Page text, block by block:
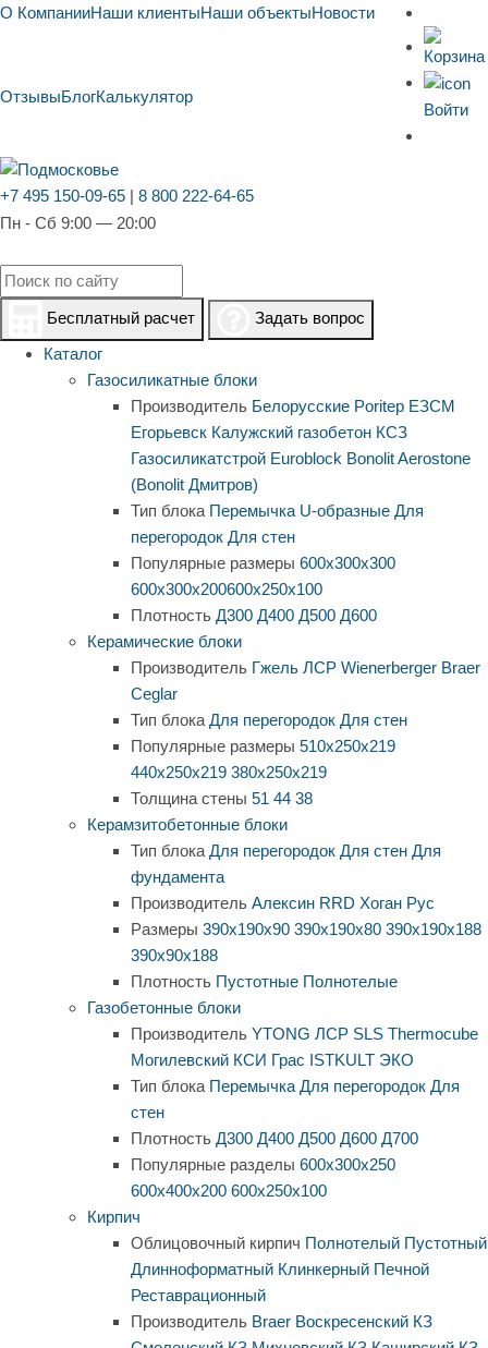
О КомпанииНаши клиентыНаши объектыНовости
ОтзывыБлогКалькулятор
Войти
+7 495 150-09-65 | 8 800 222-64-65
Пн - Сб 9:00 — 20:00
Бесплатный расчет
Задать вопрос
Каталог
Газосиликатные блоки
Производитель Белорусские Poritep ЕЗСМ
Егорьевск Калужский газобетон КСЗ
Газосиликатстрой Euroblock BonolitAerostone
(Bonolit Дмитров)
Тип блока Перемычка U-образные Для
перегородок Для стен
Популярные размеры 600х300х300
600х300х200600х250х100
Плотность Д300 Д400 Д500 Д600
Керамические блоки
Производитель Гжель ЛСР Wienerberger Braer
Ceglar
Тип блока Для перегородок Для стен
Популярные размеры 510х250х219
440х250х219 380х250х219
Толщина стены 51 44 38
Керамзитобетонные блоки
Тип блока Для перегородок Для стен Для
фундамента
Производитель Алексин RRD Хоган Рус
Размеры 390х190х90 390х190х80 390х190х188
390х90х188
Плотность Пустотные Полнотелые
Газобетонные блоки
Производитель YTONG ЛСР SLS Thermocube
Могилевский КСИ Грас ISTKULT ЭКО
Тип блока Перемычка Для перегородок Для
стен
Плотность Д300 Д400 Д500 Д600 Д700
Популярные разделы 600х300х250
600х400х200 600х250х100
Кирпич
Облицовочный кирпич Полнотелый Пустотный
Длинноформатный Клинкерный Печной
Реставрационный
Производитель Braer Воскресенский КЗ